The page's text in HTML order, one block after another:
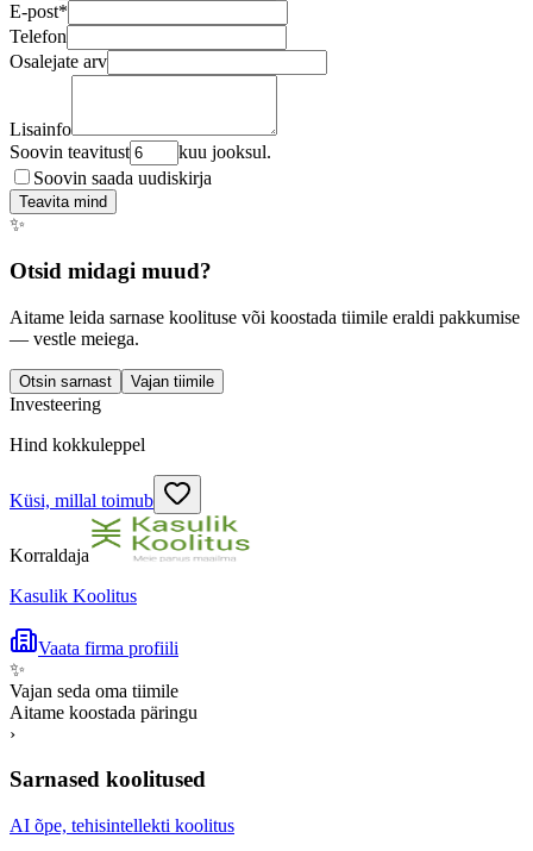
E-post*
Telefon
Osalejate arv
Lisainfo
Soovin teavitust
kuu jooksul.
Soovin saada uudiskirja
Teavita mind
✨
Otsid midagi muud?
Aitame leida sarnase koolituse või koostada tiimile eraldi pakkumise
— vestle meiega.
Otsin sarnast Vajan tiimile
Investeering
Hind kokkuleppel
Küsi, millal toimub
Korraldaja
Kasulik Koolitus
Vaata firma profiili
✨
Vajan seda oma tiimile
Aitame koostada päringu
›
Sarnased koolitused
AI õpe, tehisintellekti koolitus